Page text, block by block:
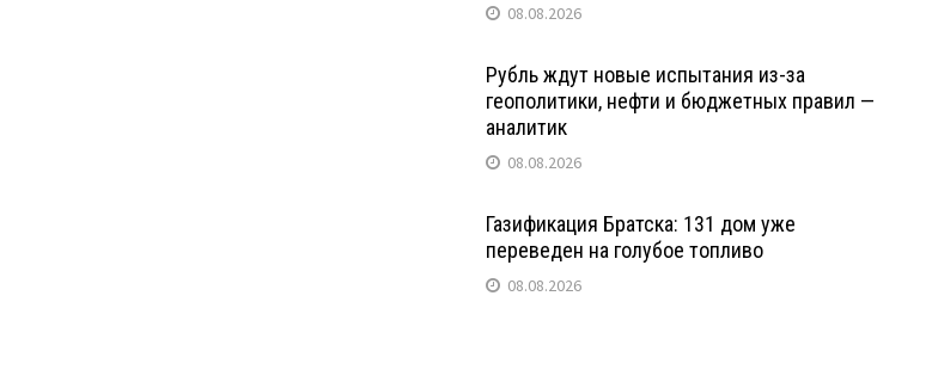
08.08.2026
Рубль ждут новые испытания из-за
геополитики, нефти и бюджетных правил —
аналитик
08.08.2026
Газификация Братска: 131 дом уже
переведен на голубое топливо
08.08.2026